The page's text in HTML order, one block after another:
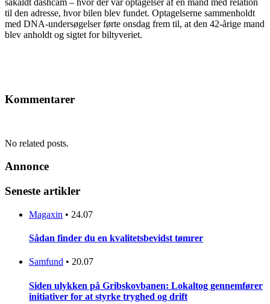
såkaldt dashcam – hvor der var optagelser af en mand med relation
til den adresse, hvor bilen blev fundet. Optagelserne sammenholdt
med DNA-undersøgelser førte onsdag frem til, at den 42-årige mand
blev anholdt og sigtet for biltyveriet.
Kommentarer
No related posts.
Annonce
Seneste artikler
Magaxin • 24.07
Sådan finder du en kvalitetsbevidst tømrer
Samfund • 20.07
Siden ulykken på Gribskovbanen: Lokaltog gennemfører
initiativer for at styrke tryghed og drift